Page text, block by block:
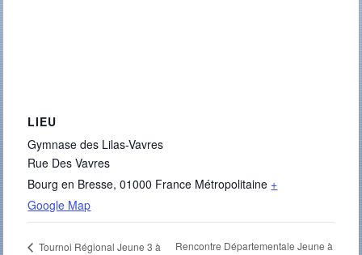
LIEU
Gymnase des Lilas-Vavres
Rue Des Vavres
Bourg en Bresse, 01000 France Métropolitaine +
Google Map
Tournoi Régional Jeune 3 à
Rencontre Départementale Jeune à